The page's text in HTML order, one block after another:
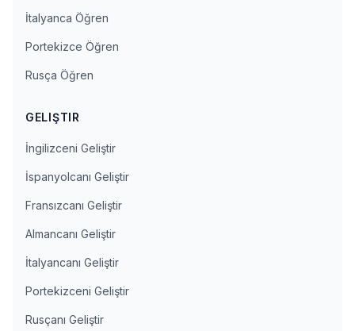
İtalyanca Öğren
Portekizce Öğren
Rusça Öğren
GELIŞTIR
İngilizceni Geliştir
İspanyolcanı Geliştir
Fransızcanı Geliştir
Almancanı Geliştir
İtalyancanı Geliştir
Portekizceni Geliştir
Rusçanı Geliştir